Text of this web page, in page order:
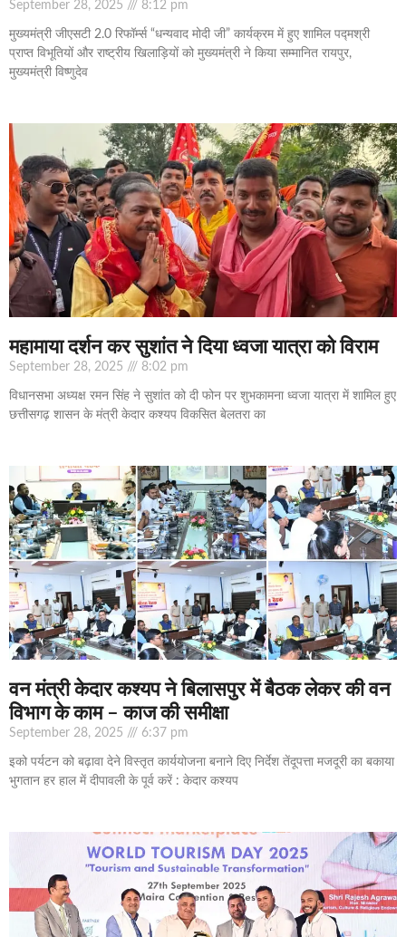
September 28, 2025 8:12 pm
मुख्यमंत्री जीएसटी 2.0 रिफॉर्म्स “धन्यवाद मोदी जी” कार्यक्रम में हुए शामिल पद्मश्री
प्राप्त विभूतियों और राष्ट्रीय खिलाड़ियों को मुख्यमंत्री ने किया सम्मानित रायपुर,
मुख्यमंत्री विष्णुदेव
महामाया दर्शन कर सुशांत ने दिया ध्वजा यात्रा को विराम
September 28, 2025 8:02 pm
विधानसभा अध्यक्ष रमन सिंह ने सुशांत को दी फोन पर शुभकामना ध्वजा यात्रा में शामिल हुए
छत्तीसगढ़ शासन के मंत्री केदार कश्यप विकसित बेलतरा का
वन मंत्री केदार कश्यप ने बिलासपुर में बैठक लेकर की वन
विभाग के काम – काज की समीक्षा
September 28, 2025 6:37 pm
इको पर्यटन को बढ़ावा देने विस्तृत कार्ययोजना बनाने दिए निर्देश तेंदूपत्ता मजदूरी का बकाया
भुगतान हर हाल में दीपावली के पूर्व करें : केदार कश्यप